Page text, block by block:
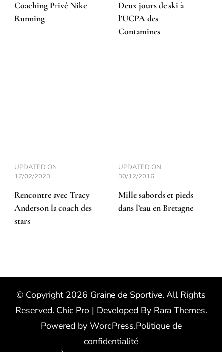
Coaching Privé Nike
Running
Deux jours de ski à
l’UCPA des
Contamines
UPDATED ON
17/02/2023
Rencontre avec Tracy
Anderson la coach des
stars
UPDATED ON
30/12/2016
Mille sabords et pieds
dans l’eau en Bretagne
© Copyright 2026 Graine de Sportive. All Rights
Reserved. Chic Pro | Developed By Rara Themes.
Powered by WordPress.Politique de
confidentialité